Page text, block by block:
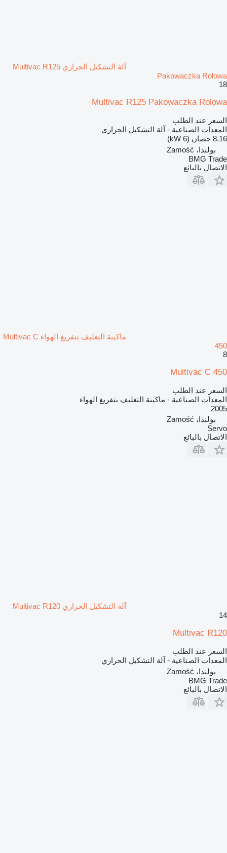
آلة التشكيل الحراري Multivac R125
Pakowaczka Rolowa
18
Multivac R125 Pakowaczka Rolowa
السعر عند الطلب
المعدات الصناعية - آلة التشكيل الحراري
8.16 حصان (6 kW)
بولندا، Zamość
BMG Trade
الاتصال بالبائع
ماكينة التغليف بتفريغ الهواء Multivac C
450
8
Multivac C 450
السعر عند الطلب
المعدات الصناعية - ماكينة التغليف بتفريغ الهواء
2005
بولندا، Zamość
Servo
الاتصال بالبائع
آلة التشكيل الحراري Multivac R120
14
Multivac R120
السعر عند الطلب
المعدات الصناعية - آلة التشكيل الحراري
بولندا، Zamość
BMG Trade
الاتصال بالبائع